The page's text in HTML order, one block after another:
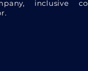
inclusive